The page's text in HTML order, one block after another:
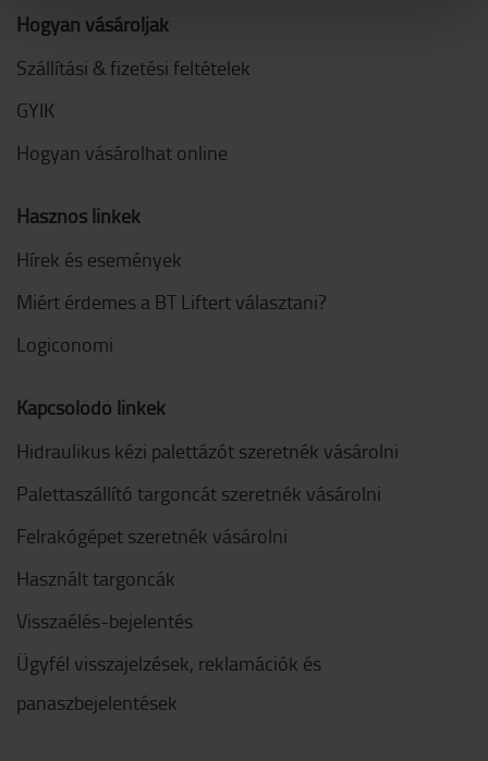
Hogyan vásároljak
Szállítási & fizetési feltételek
GYIK
Hogyan vásárolhat online
Hasznos linkek
Hírek és események
Miért érdemes a BT Liftert választani?
Logiconomi
Kapcsolódó linkek
Hidraulikus kézi palettázót szeretnék vásárolni
Palettaszállító targoncát szeretnék vásárolni
Felrakógépet szeretnék vásárolni
Használt targoncák
Visszaélés-bejelentés
Ügyfél visszajelzések, reklamációk és
panaszbejelentések